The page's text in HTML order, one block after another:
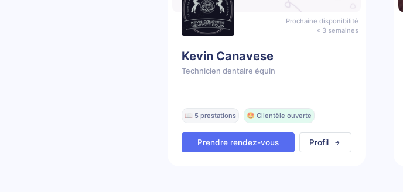
Prochaine disponibilité
< 3 semaines
Kevin Canavese
Technicien dentaire équin
📖 5 prestations 🤩 Clientèle ouverte
Prendre rendez-vous Profil